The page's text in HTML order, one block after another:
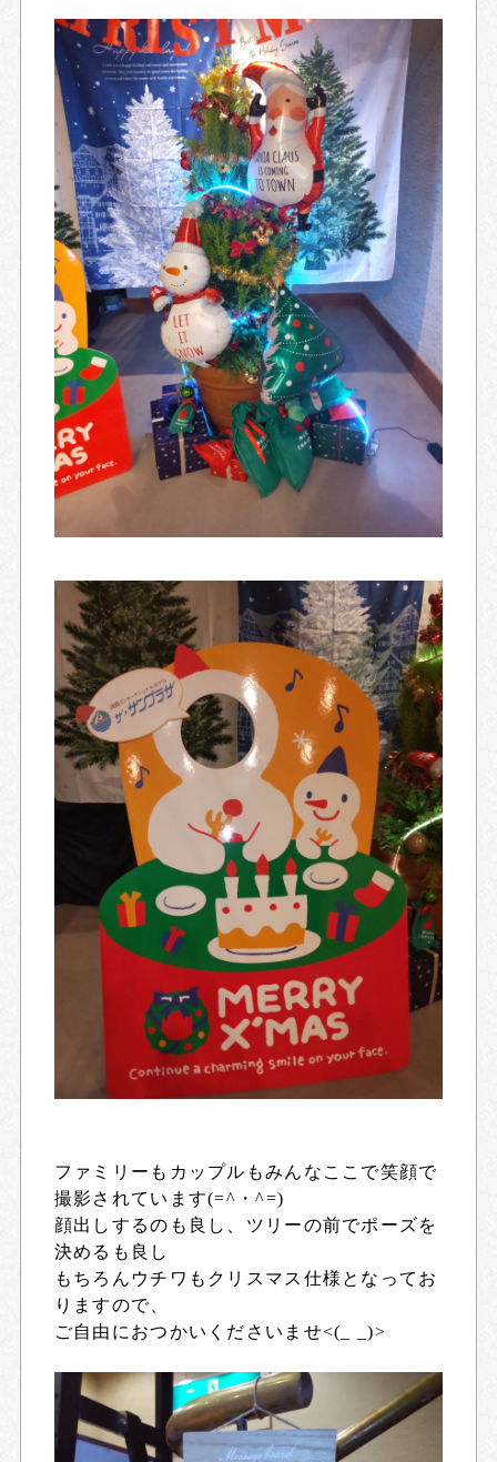
ファミリーもカップルもみんなここで笑顔で
撮影されています(=^・^=)
顔出しするのも良し、ツリーの前でポーズを
決めるも良し
もちろんウチワもクリスマス仕様となってお
りますので、
ご自由におつかいくださいませ<(_ _)>